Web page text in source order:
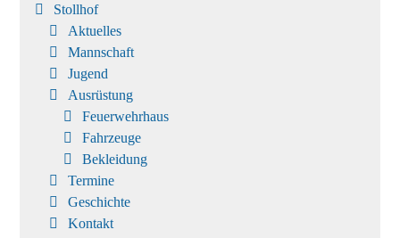
Stollhof
Aktuelles
Mannschaft
Jugend
Ausrüstung
Feuerwehrhaus
Fahrzeuge
Bekleidung
Termine
Geschichte
Kontakt